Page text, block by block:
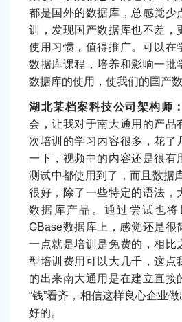
都是国外的数据库，总感觉少
训，发现国产数据库也不差，
使用习惯，值得推广。可以在
数据库课程，培养和影响一批
数据库的使用，使我们的国产
湖北某档案科技公司架构师：
会，让我对于南大通用的产品
次培训的学习内容很多，花了
一下，视频中的内容还是很有
测试中都使用到了，而且数据
很好，除了一些特定的语法，
数据库产品。通过尝试也将
GBase数据库上，感觉还是很
一点就是培训是免费的，相比
型培训费用可以大几千，这点
的出来南大通用是在建立直接
“钱”看齐，相信这样良心企业
好的。